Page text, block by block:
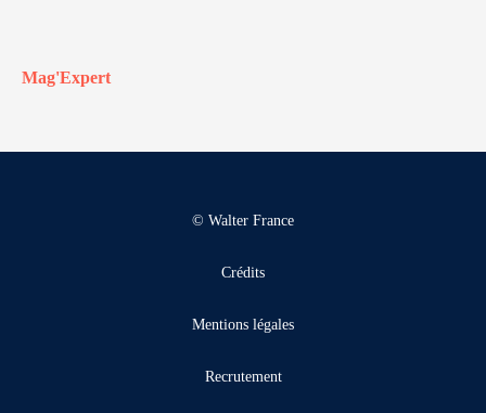
Mag'Expert
© Walter France
Crédits
Mentions légales
Recrutement